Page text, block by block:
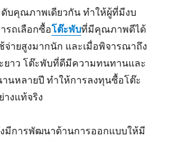
บคุณภาพเดียวกัน ทำให้ผู้ที่มีงบ
รถเลือกซื้อโต๊ะพับที่มีคุณภาพดีได้
จ่ายสูงมากนัก และเมื่อพิจารณาถึง
ยาว โต๊ะพับที่ดีมีความทนทานและ
นหลายปี ทำให้การลงทุนซื้อโต๊ะ
งแท้จริง
มีการพัฒนาด้านการออกแบบให้มี